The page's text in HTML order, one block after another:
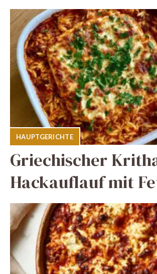
HAUPTGERICHTE
Griechischer
Hackauflauf mit